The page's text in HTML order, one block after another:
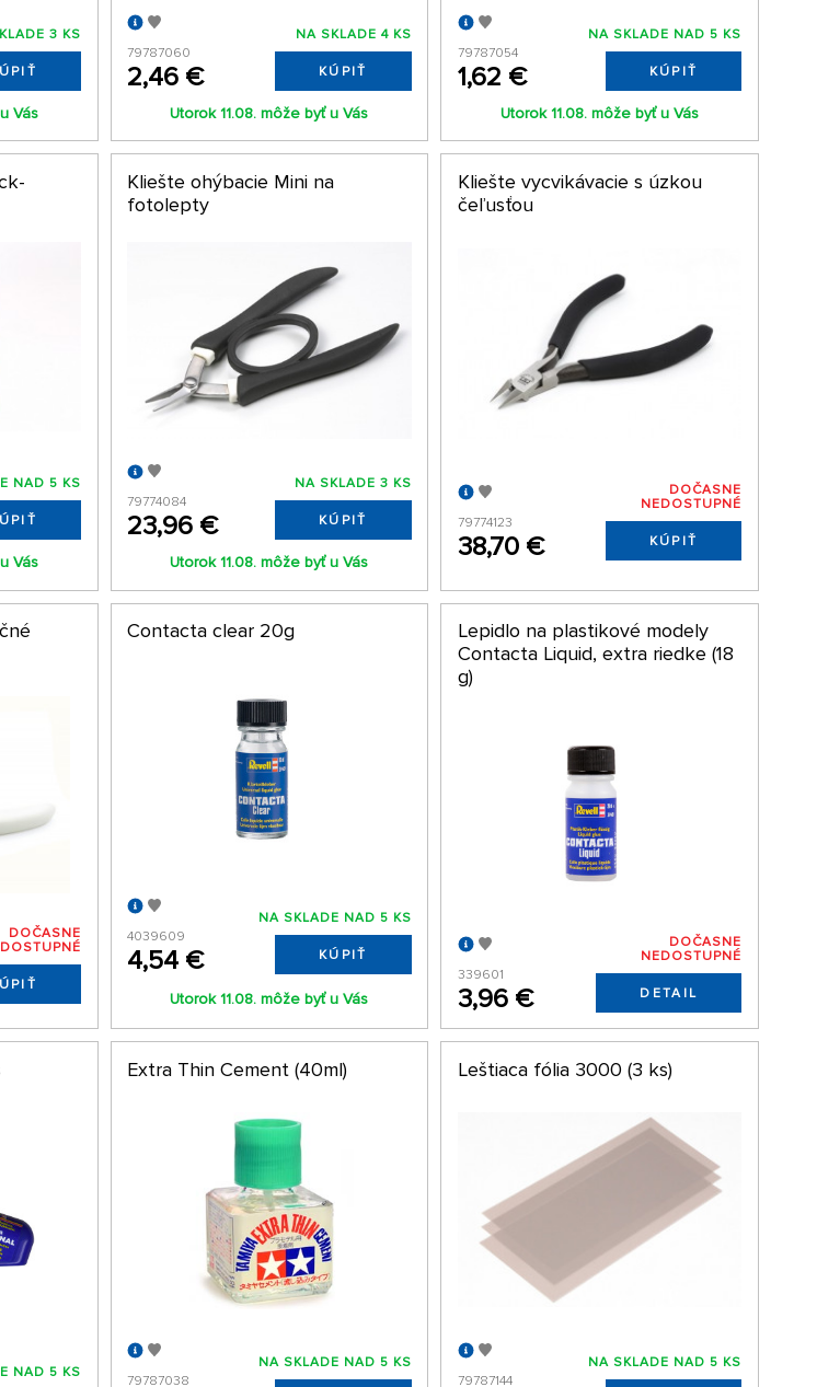
3 KS
Vás
79787060
2,46 €
NA SKLADE 4 KS
KÚPIŤ
Utorok 11.08. môže byť u Vás
79787054
1,62 €
NA SKLADE NAD 5 KS
KÚPIŤ
Utorok 11.08. môže byť u Vás
NAD 5 KS
Vás
Kliešte ohýbacie Mini na
fotolepty
79774084
23,96 €
NA SKLADE 3 KS
KÚPIŤ
Utorok 11.08. môže byť u Vás
Kliešte vycvikávacie s úzkou
čeľusťou
79774123
38,70 €
DOČASNE
NEDOSTUPNÉ
KÚPIŤ
DOČASNE
Contacta clear 20g
4039609
4,54 €
NA SKLADE NAD 5 KS
KÚPIŤ
Utorok 11.08. môže byť u Vás
Lepidlo na plastikové modely
Contacta Liquid, extra riedke (18
g)
339601
3,96 €
DOČASNE
NEDOSTUPNÉ
DETAIL
NAD 5 KS
Extra Thin Cement (40ml)
79787038
NA SKLADE NAD 5 KS
Leštiaca fólia 3000 (3 ks)
79787144
NA SKLADE NAD 5 KS